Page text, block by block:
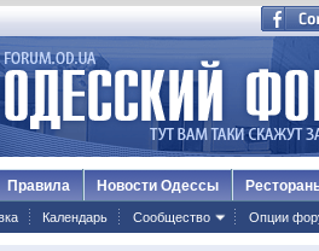
Календарь Сообщество Опции
Правила Новости Одессы